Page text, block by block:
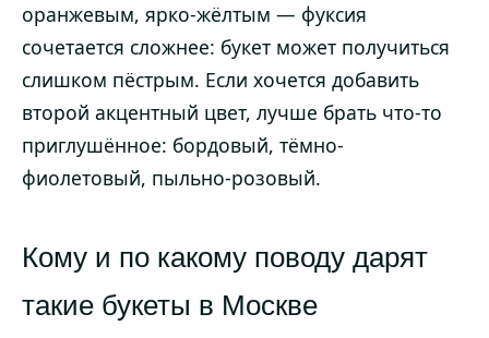
оранжевым, ярко-жёлтым — фуксия
сочетается сложнее: букет может получиться
слишком пёстрым. Если хочется добавить
второй акцентный цвет, лучше брать что-то
приглушённое: бордовый, тёмно-
фиолетовый, пыльно-розовый.
Кому и по какому поводу дарят
такие букеты в Москве